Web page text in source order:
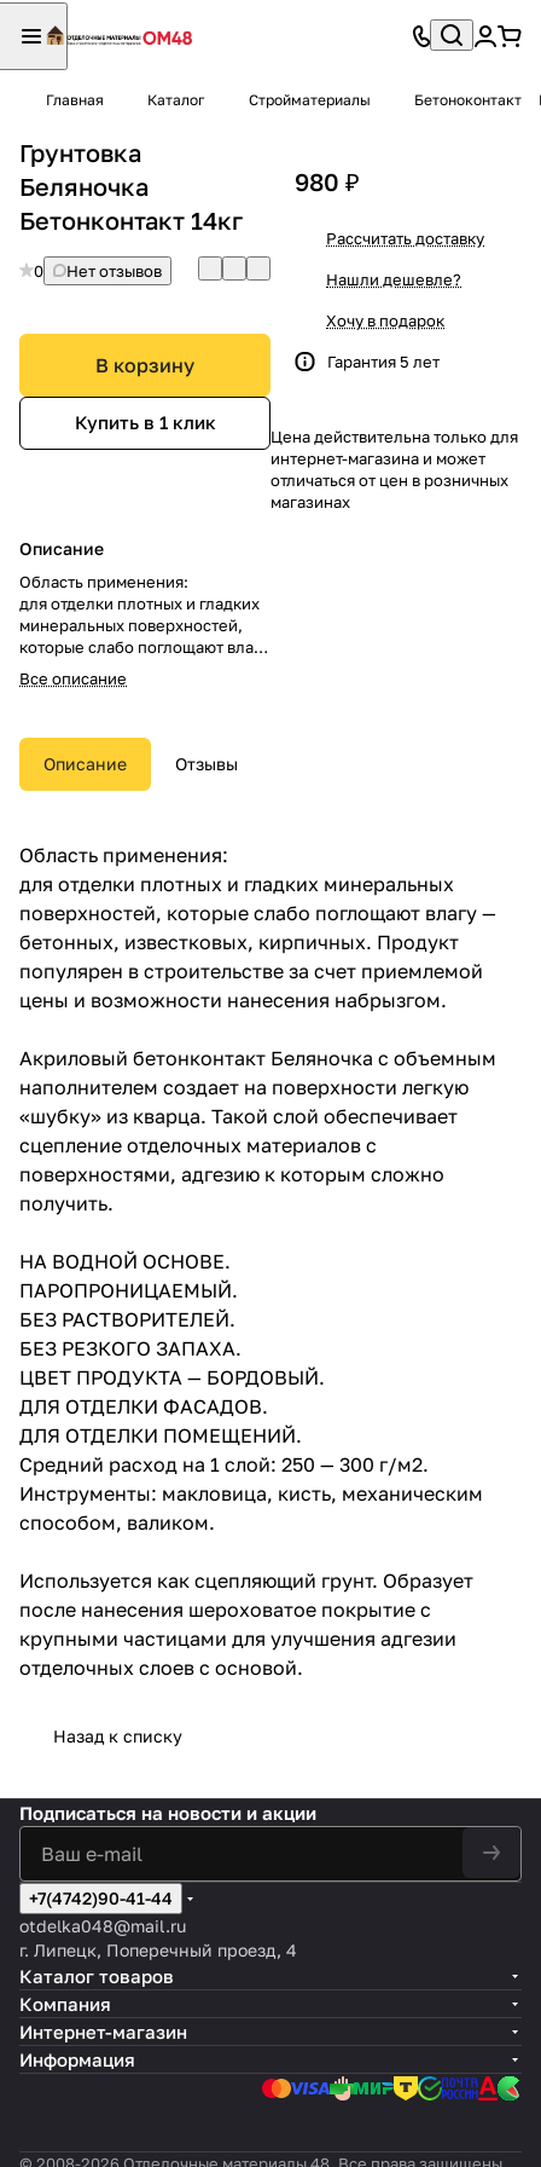
Главная Каталог Стройматериалы Бетоноконтакт
Грунтовка
Беляночка
Бетонконтакт 14кг
0 Нет отзывов
В корзину
Купить в 1 клик
Описание
Область применения:
для отделки плотных и гладких
минеральных поверхностей,
которые слабо поглощают влагу
— бетонных, известковых,
кирпичных. Продукт популярен
приемлемой цены и
возможности нанесения
набрызгом.
наполнителем создает на
поверхности легкую «шубку» из
кварца. Такой слой
обеспечивает сцепление
отделочных материалов с
поверхностями, адгезию к
которым сложно получить.
Все описание
980 ₽
Рассчитать доставку
Нашли дешевле?
Хочу в подарок
Гарантия 5 лет
Цена действительна только для
интернет-магазина и может
отличаться от цен в розничных
магазинах
Описание Отзывы
Область применения:
для отделки плотных и гладких минеральных
поверхностей, которые слабо поглощают влагу —
бетонных, известковых, кирпичных. Продукт
популярен в строительстве за счет приемлемой
цены и возможности нанесения набрызгом.
Акриловый бетонконтакт Беляночка с объемным
наполнителем создает на поверхности легкую
«шубку» из кварца. Такой слой обеспечивает
сцепление отделочных материалов с
поверхностями, адгезию к которым сложно
получить.
НА ВОДНОЙ ОСНОВЕ.
ПАРОПРОНИЦАЕМЫЙ.
БЕЗ РАСТВОРИТЕЛЕЙ.
БЕЗ РЕЗКОГО ЗАПАХА.
ЦВЕТ ПРОДУКТА — БОРДОВЫЙ.
ДЛЯ ОТДЕЛКИ ФАСАДОВ.
ДЛЯ ОТДЕЛКИ ПОМЕЩЕНИЙ.
Средний расход на 1 слой: 250 — 300 г/м2.
Инструменты: макловица, кисть, механическим
способом, валиком.
Используется как сцепляющий грунт. Образует
после нанесения шероховатое покрытие с
крупными частицами для улучшения адгезии
отделочных слоев с основой.
Назад к списку
Подписаться на новости и акции
+7(4742)90-41-44
otdelka048@mail.ru
г. Липецк, Поперечный проезд, 4
Каталог товаров
Компания
Интернет-магазин
Информация